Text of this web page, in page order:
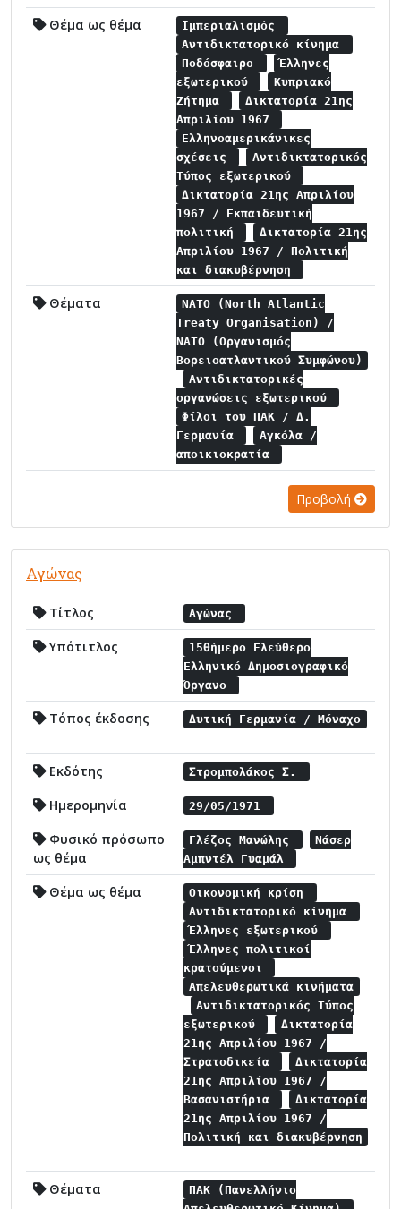
Θέμα ως θέμα
Ιμπεριαλισμός
Αντιδικτατορικό κίνημα
Ποδόσφαιρο
Έλληνες
εξωτερικού
Κυπριακό
Ζήτημα
Δικτατορία 21ης
Απριλίου 1967
Ελληνοαμερικάνικες
σχέσεις
Αντιδικτατορικός
Τύπος εξωτερικού
Δικτατορία 21ης Απριλίου
1967 / Εκπαιδευτική
πολιτική
Δικτατορία 21ης
Απριλίου 1967 / Πολιτική
και διακυβέρνηση
Θέματα
NATO (North Atlantic
Treaty Organisation) /
NATO (Οργανισμός
Βορειοατλαντικού Συμφώνου)
Αντιδικτατορικές
οργανώσεις εξωτερικού
Φίλοι του ΠΑΚ / Δ.
Γερμανία
Αγκόλα /
αποικιοκρατία
Προβολή
Αγώνας
Τίτλος Αγώνας
Υπότιτλος
15θήμερο Ελεύθερο
Ελληνικό Δημοσιογραφικό
Όργανο
Τόπος έκδοσης Δυτική Γερμανία / Μόναχο
Εκδότης Στρομπολάκος Σ.
Ημερομηνία 29/05/1971
Φυσικό πρόσωπο
ως θέμα
Γλέζος Μανώλης
Νάσερ
Αμπντέλ Γυαμάλ
Θέμα ως θέμα
Οικονομική κρίση
Αντιδικτατορικό κίνημα
Έλληνες εξωτερικού
Έλληνες πολιτικοί
κρατούμενοι
Απελευθερωτικά κινήματα
Αντιδικτατορικός Τύπος
εξωτερικού
Δικτατορία
21ης Απριλίου 1967 /
Στρατοδικεία
Δικτατορία
21ης Απριλίου 1967 /
Βασανιστήρια
Δικτατορία
21ης Απριλίου 1967 /
Πολιτική και διακυβέρνηση
Θέματα
ΠΑΚ (Πανελλήνιο